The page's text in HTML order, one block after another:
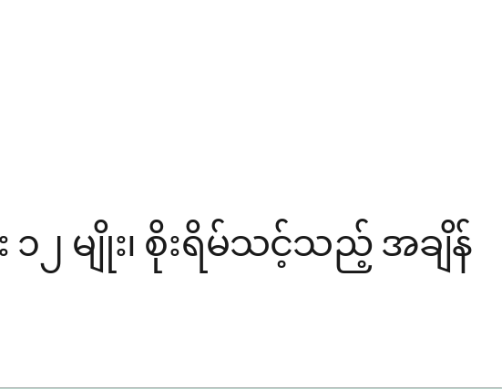
၂ မျိုး၊ စိုးရိမ်သင့်သည့် အချိန်